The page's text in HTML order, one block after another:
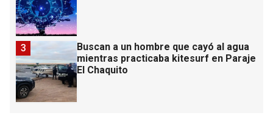
Buscan a un hombre que cayó al agua
mientras practicaba kitesurf en Paraje
El Chaquito
3